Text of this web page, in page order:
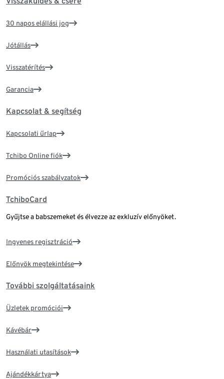
30 napos elállási jog
Jótállás
Visszatérítés
Garancia
Kapcsolat & segítség
Kapcsolati űrlap
Tchibo Online fiók
Promóciós szabályzatok
TchiboCard
Gyűjtse a babszemeket és élvezze az exkluzív előnyöket.
Ingyenes regisztráció
Előnyök megtekintése
További szolgáltatásaink
Üzletek promóciói
Kávébár
Használati utasítások
Ajándékkártya